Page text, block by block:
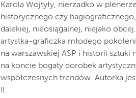
Karola Wojtyły, nierzadko w
historycznego czy
dalekiej, nieosiągalnej, niejako
artystka-graficzka młodego
na warszawskiej ASP i historii
na koncie bogaty dorobek
współczesnych trendów. Autorka
II.